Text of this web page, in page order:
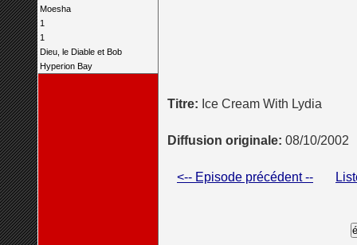
Moesha
1
1
Dieu, le Diable et Bob
Hyperion Bay
Titre: Ice Cream With Lydia
Diffusion originale: 08/10/2002
<-- Episode précédent --